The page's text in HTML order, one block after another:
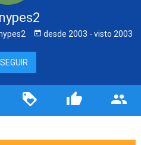
desde 2003 - visto 2003
SEGUIR